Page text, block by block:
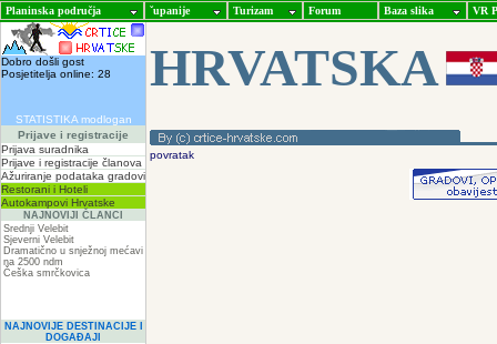
Planinska područja ˇupanije Turizam Forum Baza slika VR
Dobro došli gost
Posjetitelja online: 28
STATISTIKA modlogan
Prijave i registracije
Prijava suradnika
Prijave i registracije članova
Ažuriranje podataka gradovi
Restorani i Hoteli
Autokampovi Hrvatske
NAJNOVIJI ČLANCI
Srednji Velebit
Sjeverni Velebit
Dramatično u snježnoj mećavi
na 2500 ndm
Češka smrčkovica
NAJNOVIJE DESTINACIJE I
DOGAĐAJI
HRVATSKA
povratak